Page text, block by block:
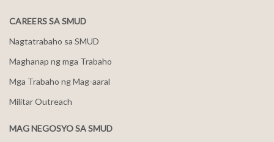
CAREERS SA SMUD
Nagtatrabaho sa SMUD
Maghanap ng mga Trabaho
Mga Trabaho ng Mag-aaral
Militar Outreach
MAG NEGOSYO SA SMUD